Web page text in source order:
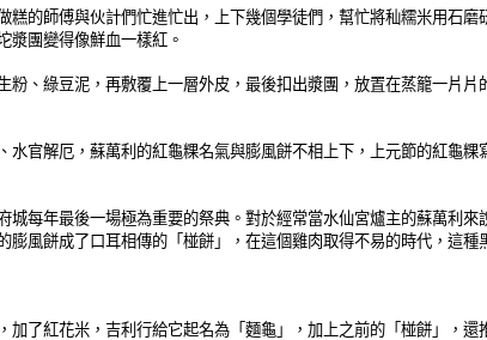
的師傅與伙計們忙進忙出，上下幾個學徒們，幫忙將秈糯米用石
漿團變得像鮮血一樣紅。
、綠豆泥，再敷覆上一層外皮，最後扣出漿團，放置在蒸籠一片
官解厄，蘇萬利的紅龜粿名氣與膨風餅不相上下，上元節的紅龜
每年最後一場極為重要的祭典。對於經常當水仙宮爐主的蘇萬利
膨風餅成了口耳相傳的「椪餅」，在這個雞肉取得不易的時代，
了紅花米，吉利行給它起名為「麵龜」，加上之前的「椪餅」，